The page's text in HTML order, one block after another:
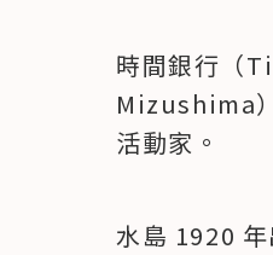
時間銀行（
Mizushima
活動家。
水島 1920